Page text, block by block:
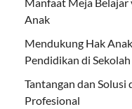
Anak
Mendukung Hak
Pendidikan di
Tantangan dan
Profesional